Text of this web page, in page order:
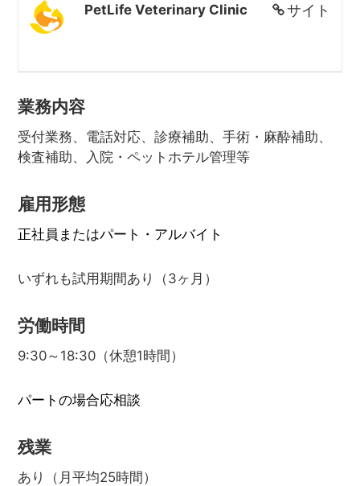
サイト
PetLife Veterinary Clinic
業務内容
受付業務、電話対応、診療補助、手術・麻酔補助、
検査補助、入院・ペットホテル管理等
雇用形態
正社員またはパート・アルバイト
いずれも試用期間あり（3ヶ月）
労働時間
9:30～18:30（休憩1時間）
パートの場合応相談
残業
あり（月平均25時間）